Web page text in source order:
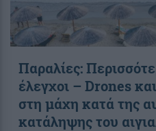
Παραλίες:
έλεγχοι – Drones
στη μάχη κατά της
κατάληψης του